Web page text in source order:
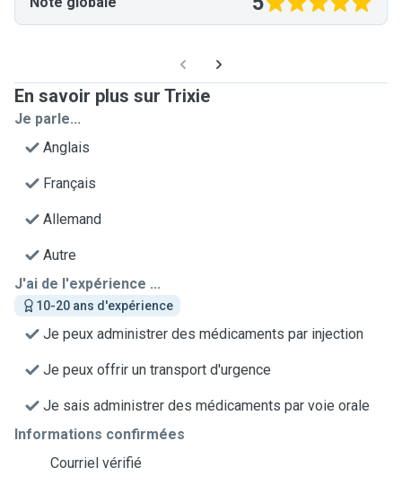
En savoir plus sur Trixie
Je parle...
Anglais
Français
Allemand
Autre
J'ai de l'expérience ...
10-20 ans d'expérience
Je peux administrer des médicaments par injection
Je peux offrir un transport d'urgence
Je sais administrer des médicaments par voie orale
Informations confirmées
Courriel vérifié